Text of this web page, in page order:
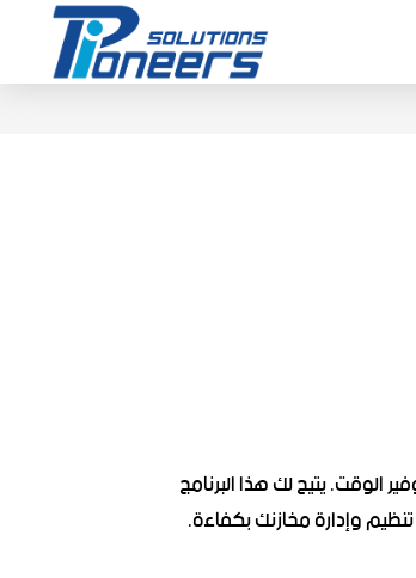
الوقت. يتيح لك هذا البرنامج
وإدارة مخازنك بكفاءة.